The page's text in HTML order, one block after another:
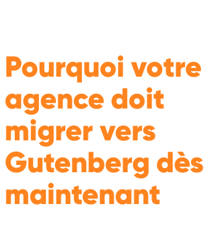
Pourquoi votre
agence doit
migrer vers
Gutenberg dès
maintenant